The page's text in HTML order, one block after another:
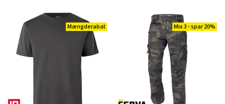
Mængderabat Mix 3 - spar 20%